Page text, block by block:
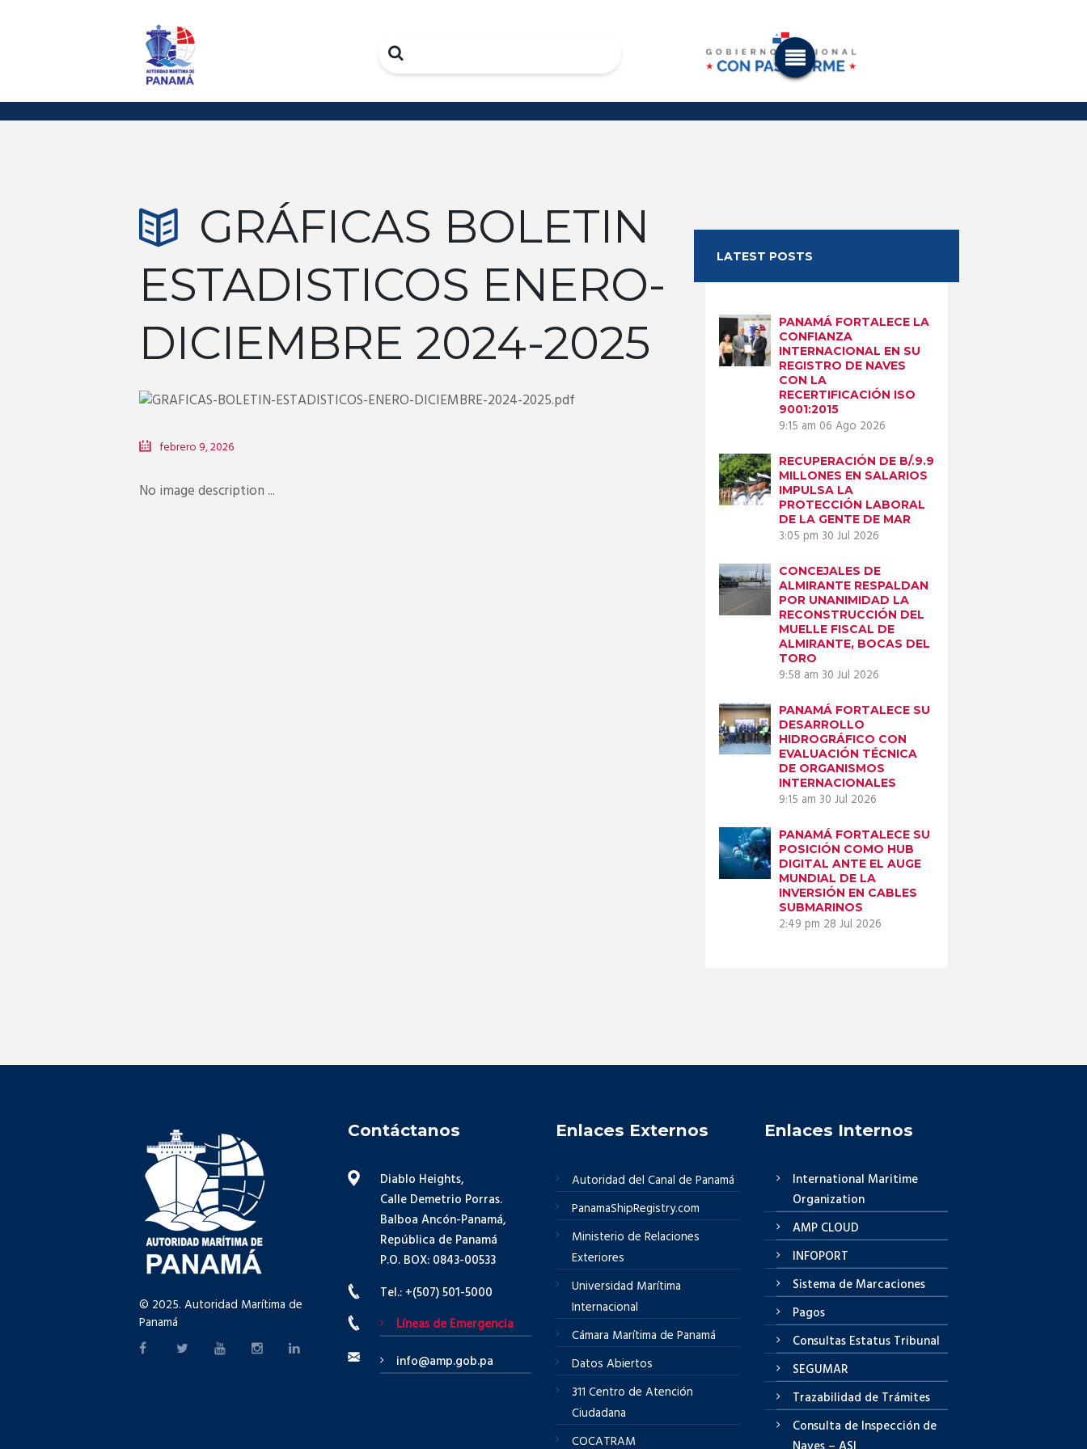
Search
GRÁFICAS BOLETIN
ESTADISTICOS ENERO-
DICIEMBRE 2024-2025
febrero 9, 2026
No image description ...
LATEST POSTS
PANAMÁ FORTALECE LA
CONFIANZA
INTERNACIONAL EN SU
REGISTRO DE NAVES
CON LA
RECERTIFICACIÓN ISO
9001:2015
9:15 am 06 Ago 2026
RECUPERACIÓN DE B/.9.9
MILLONES EN SALARIOS
IMPULSA LA
PROTECCIÓN LABORAL
DE LA GENTE DE MAR
3:05 pm 30 Jul 2026
CONCEJALES DE
ALMIRANTE RESPALDAN
POR UNANIMIDAD LA
RECONSTRUCCIÓN DEL
MUELLE FISCAL DE
ALMIRANTE, BOCAS DEL
TORO
9:58 am 30 Jul 2026
PANAMÁ FORTALECE SU
DESARROLLO
HIDROGRÁFICO CON
EVALUACIÓN TÉCNICA
DE ORGANISMOS
INTERNACIONALES
9:15 am 30 Jul 2026
PANAMÁ FORTALECE SU
POSICIÓN COMO HUB
DIGITAL ANTE EL AUGE
MUNDIAL DE LA
INVERSIÓN EN CABLES
SUBMARINOS
2:49 pm 28 Jul 2026
© 2025. Autoridad Marítima de
Panamá
Contáctanos
Diablo Heights,
Calle Demetrio Porras.
Balboa Ancón-Panamá,
República de Panamá
P.O. BOX: 0843-00533
Tel.: +(507) 501-5000
Líneas de Emergencia
info@amp.gob.pa
Enlaces Externos
Autoridad del Canal de Panamá
PanamaShipRegistry.com
Ministerio de Relaciones
Exteriores
Universidad Marítima
Internacional
Cámara Marítima de Panamá
Datos Abiertos
311 Centro de Atención
Ciudadana
COCATRAM
Enlaces Internos
International Maritime
Organization
AMP CLOUD
INFOPORT
Sistema de Marcaciones
Pagos
Consultas Estatus Tribunal
SEGUMAR
Trazabilidad de Trámites
Consulta de Inspección de